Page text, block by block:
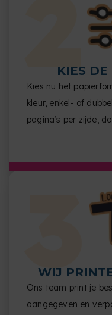
KIES
Kies nu het
kleur, enkel- of
pagina’s per zijde,
WIJ
Ons team print je
aangegeven en